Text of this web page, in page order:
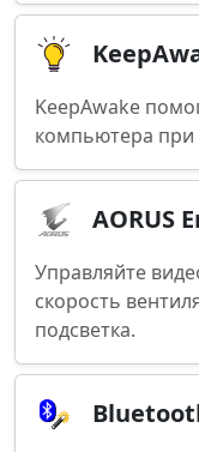
KeepAwake
компьютера
AORUS
Управляйте
скорость
подсветка.